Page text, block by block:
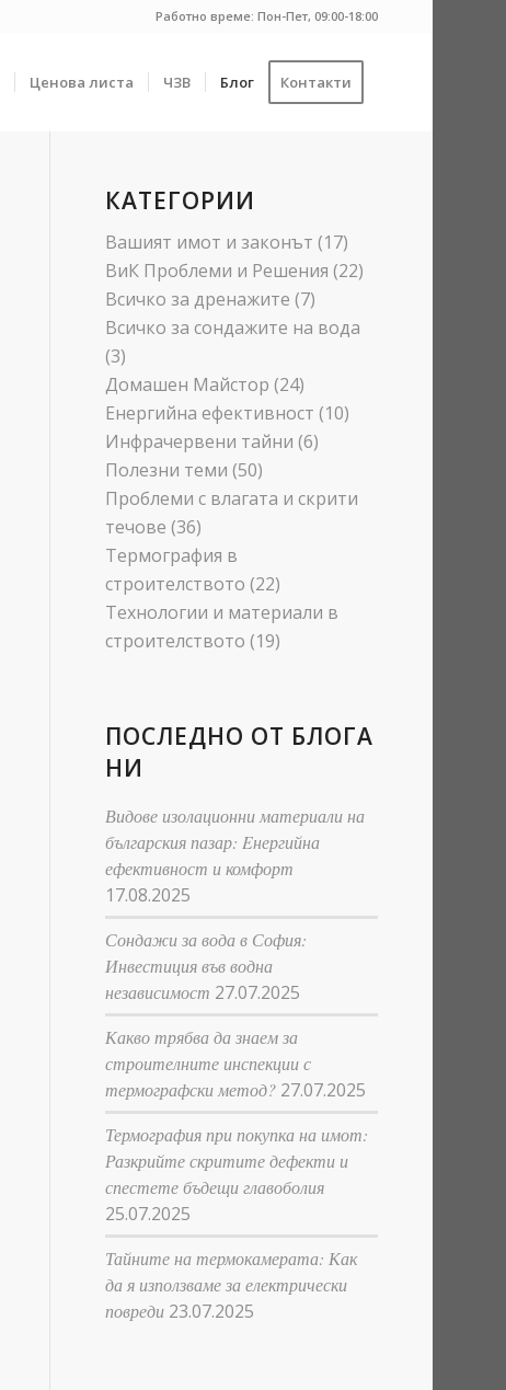
Работно време: Пон-Пет, 09:00-18:00
Ценова листа ЧЗВ Блог Контакти
КАТЕГОРИИ
Вашият имот и законът (17)
ВиК Проблеми и Решения (22)
Всичко за дренажите (7)
Всичко за сондажите на вода
(3)
Домашен Майстор (24)
Енергийна ефективност (10)
Инфрачервени тайни (6)
Полезни теми (50)
Проблеми с влагата и скрити
течове (36)
Термография в
строителството (22)
Технологии и материали в
строителството (19)
ПОСЛЕДНО ОТ БЛОГА
НИ
Видове изолационни материали на
българския пазар: Eнергийна
ефективност и комфорт
17.08.2025
Сондажи за вода в София:
Инвестиция във водна
независимост 27.07.2025
Какво трябва да знаем за
строителните инспекции с
термографски метод? 27.07.2025
Термография при покупка на имот:
Разкрийте скритите дефекти и
спестете бъдещи главоболия
25.07.2025
Тайните на термокамерата: Как
да я използваме за електрически
повреди 23.07.2025